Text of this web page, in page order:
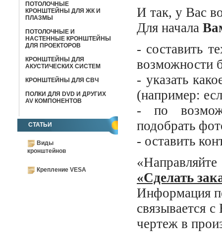
ПОТОЛОЧНЫЕ
КРОНШТЕЙНЫ ДЛЯ ЖК И
ПЛАЗМЫ
ПОТОЛОЧНЫЕ И
НАСТЕННЫЕ КРОНШТЕЙНЫ
ДЛЯ ПРОЕКТОРОВ
КРОНШТЕЙНЫ ДЛЯ
АКУСТИЧЕСКИХ СИСТЕМ
КРОНШТЕЙНЫ ДЛЯ СВЧ
ПОЛКИ ДЛЯ DVD И ДРУГИХ
AV КОМПОНЕНТОВ
СТАТЬИ
Виды
кронштейнов
Крепление VESA
И так, у Вас
Для начала
- составить
возможности
- указать
(например:
- по
подобрать
- оставить
«Сделать
Информация
связывается
чертеж в